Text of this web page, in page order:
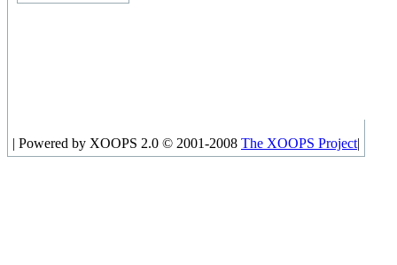
| Powered by XOOPS 2.0 © 2001-2008 The XOOPS Project|